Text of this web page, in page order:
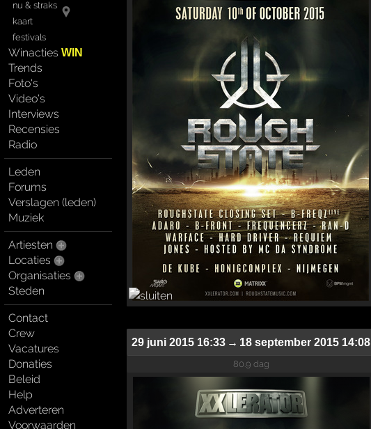
nu & straks
kaart
festivals
WinactiesWIN
Trends
Foto's
Video's
Interviews
Recensies
Radio
Leden
Forums
Verslagen (leden)
Muziek
Artiesten
Locaties
Organisaties
Steden
Contact
Crew
Vacatures
Donaties
Beleid
Help
Adverteren
Voorwaarden
29 juni 2015 16:33 → 18 september 2015 14:08
80.9 dag